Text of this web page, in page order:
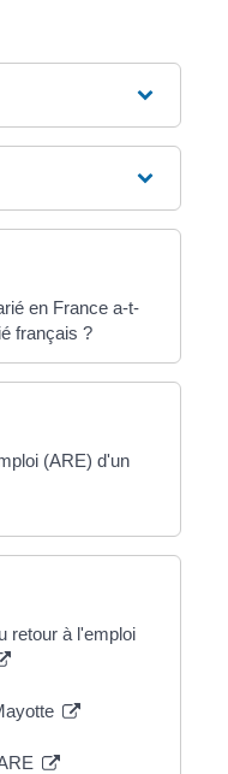
en France a-t-
français ?
(ARE) d'un
retour à l'emploi